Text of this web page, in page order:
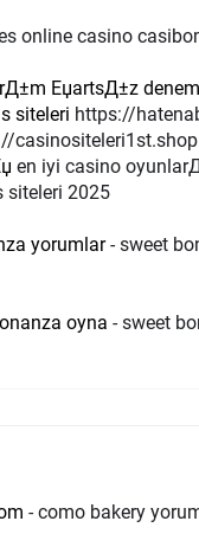
online casino
ЕџartsД±z
siteleri
en iyi casino
siteleri 2025
yorumlar- sweet
oyna - sweet
- como bakery